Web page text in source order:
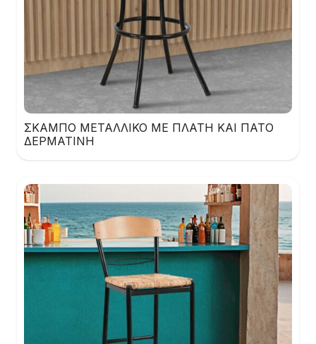
ΣΚΑΜΠΟ ΜΕΤΑΛΛΙΚΟ ΜΕ ΠΛΑΤΗ ΚΑΙ ΠΑΤΟ
ΔΕΡΜΑΤΙΝΗ